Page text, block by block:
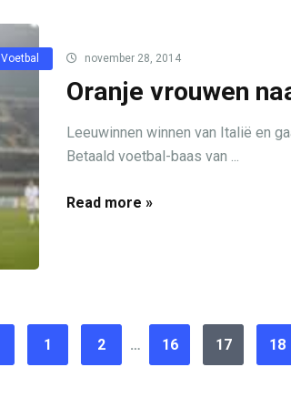
Voetbal november 28, 2014
Oranje vrouwen
Leeuwinnen winnen van Italië en
Betaald voetbal-baas van ...
Read more »
1 2 … 16 17 18